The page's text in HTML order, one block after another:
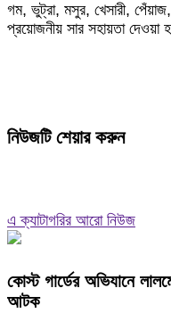
গম, ভুট্রা, মসুর, খেসারী, পেঁয়াজ,
প্রয়োজনীয় সার সহায়তা দেওয়া
নিউজটি শেয়ার করুন
এ ক্যাটাগরির আরো নিউজ
কোস্ট গার্ডের অভিযানে
আটক